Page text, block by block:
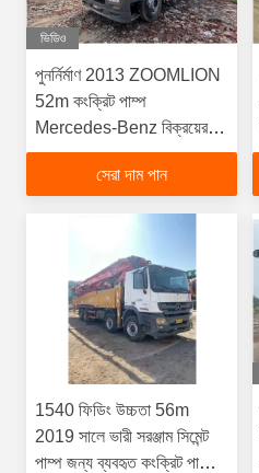
ভিডিও
পুনর্নির্মাণ 2013 ZOOMLION
52m কংক্রিট পাম্প
Mercedes-Benz বিক্রয়ের
জন্য
সেরা দাম পান
1540 ফিডিং উচ্চতা 56m
2019 সালে ভারী সরঞ্জাম সিমেন্ট
পাম্প জন্য ব্যবহৃত কংক্রিট পাম্প